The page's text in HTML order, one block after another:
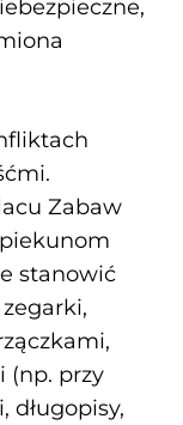
Zabaw
stanowić
(np. przy
długopisy,